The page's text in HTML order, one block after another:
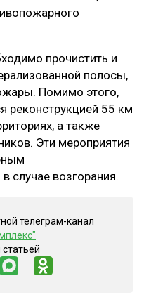
прочистить и
полосы,
Помимо этого,
реконструкцией 55 км
а также
Эти мероприятия
случае возгорания.
телеграм-канал